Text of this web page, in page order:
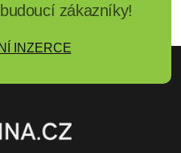
zákazníky!
INZERCE